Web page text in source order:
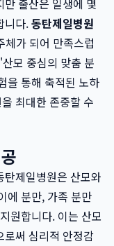
출산은 일생에 몇
니다.동탄제일병원
가 되어 만족스럽
모 중심의 맞춤 분
을 통해 축적된 노하
최대한 존중할 수
제일병원은 산모와
에 분만, 가족 분만
원합니다. 이는 산모
로써 심리적 안정감